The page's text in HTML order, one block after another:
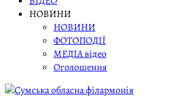
НОВИНИ
НОВИНИ
ФОТОПОДІЇ
МЕДІА відео
Оголошення